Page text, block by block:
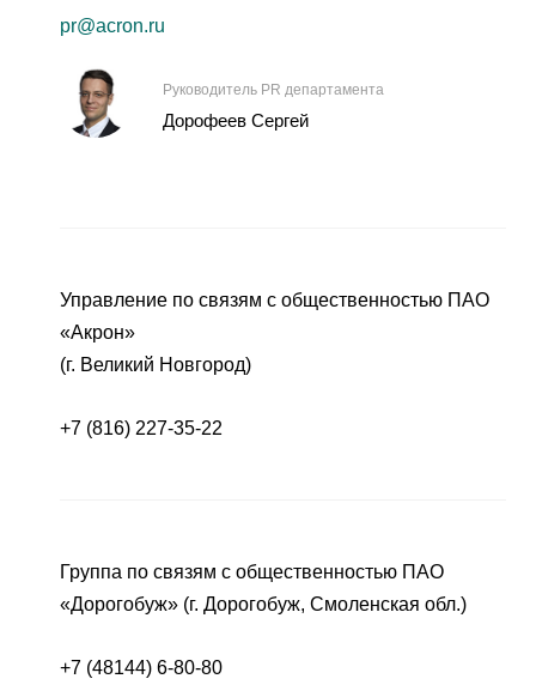
pr@acron.ru
Руководитель PR департамента
Дорофеев Сергей
Управление по связям с общественностью ПАО
«Акрон»
(г. Великий Новгород)
+7 (816) 227-35-22
Группа по связям с общественностью ПАО
«Дорогобуж» (г. Дорогобуж, Смоленская обл.)
+7 (48144) 6-80-80